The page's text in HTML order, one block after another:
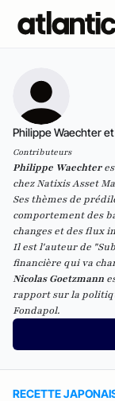
Philippe Waechter
Contributeurs
Philippe Waechter
chezNatixis Asset
Ses thèmes de
comportement des
changes et des flux
Il est l'auteur de "
financière qui va
Nicolas Goetzmann
rapport sur la
Fondapol.
RECETTE